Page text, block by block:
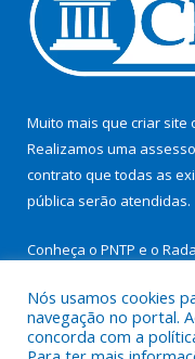
Muito mais que criar site
Realizamos uma
contrato que todas as
pública serão atendidas.
Conheça o PNTP e o
Nós usamos cookies
navegação no portal.
concorda com a